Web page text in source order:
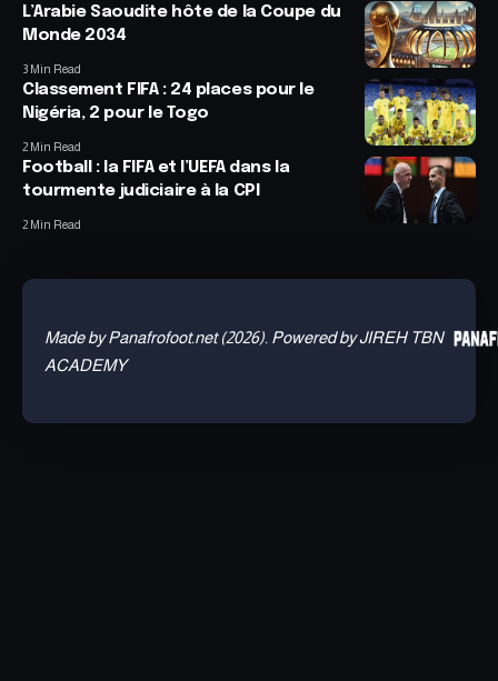
L’Arabie Saoudite hôte de la Coupe du
Monde 2034
3 Min Read
Classement FIFA : 24 places pour le
Nigéria, 2 pour le Togo
2 Min Read
Football : la FIFA et l’UEFA dans la
tourmente judiciaire à la CPI
2 Min Read
Made by Panafrofoot.net (2026). Powered by JIREH TBN
ACADEMY